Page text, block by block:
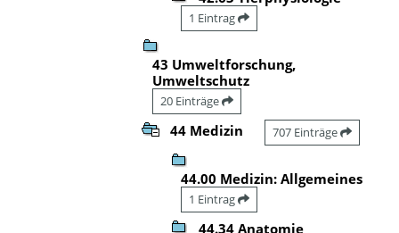
1 Eintrag
43 Umweltforschung,
Umweltschutz
20 Einträge
44 Medizin 707 Einträge
44.00 Medizin: Allgemeines
1 Eintrag
44.34 Anatomie